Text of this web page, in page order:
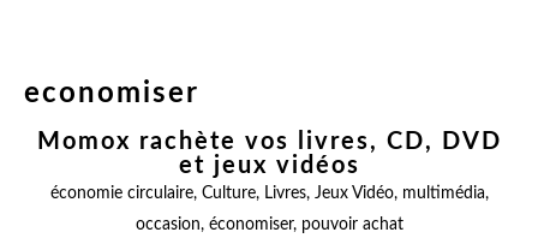
economiser
Momox rachète vos livres, CD, DVD
et jeux vidéos
économie circulaire, Culture, Livres, Jeux Vidéo, multimédia,
occasion, économiser, pouvoir achat